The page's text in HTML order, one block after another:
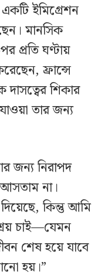
ইমিগ্রেশন
মানসিক
প্রতি ঘণ্টায়
ফ্রান্সে
দাসত্বের শিকার
তার জন্য
জন্য নিরাপদ
না।
কিন্তু আমি
চাই—যেমন
শেষ হয়ে যাবে
হয়।”